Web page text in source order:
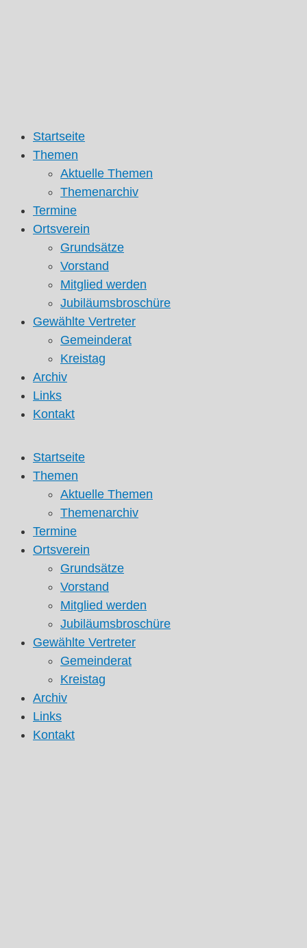
Startseite
Themen
Aktuelle Themen
Themenarchiv
Termine
Ortsverein
Grundsätze
Vorstand
Mitglied werden
Jubiläumsbroschüre
Gewählte Vertreter
Gemeinderat
Kreistag
Archiv
Links
Kontakt
Startseite
Themen
Aktuelle Themen
Themenarchiv
Termine
Ortsverein
Grundsätze
Vorstand
Mitglied werden
Jubiläumsbroschüre
Gewählte Vertreter
Gemeinderat
Kreistag
Archiv
Links
Kontakt